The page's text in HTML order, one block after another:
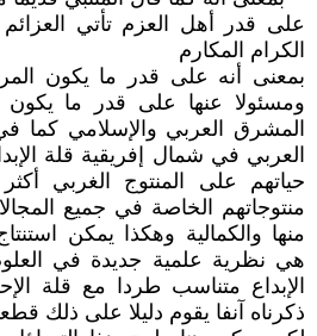
على قدر أهل العزم تأتي
الكرام المكارم
بمعنى أنه على قدر ما يكون
ومسئولا عنها على قدر ما
المشرق العربي والإسلامي كما
العربي في شمال إفريقية قلة
حياتهم على المنتوج الغربي
منتوجاتهم الخاصة في جميع
منها والكمالية وهكذا يمكن
هي نظرية علمية جديدة في
الإبداع متناسب طردا مع قلة
ذكرناه آنفا يقوم دليلا على ذلك